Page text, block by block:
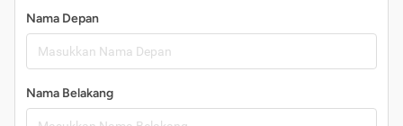
Nama Depan
Nama Belakang